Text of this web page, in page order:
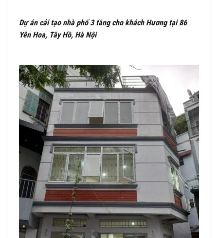
Dự án cải tạo nhà phố 3 tầng cho khách Hương tại 86
Yên Hoa, Tây Hồ, Hà Nội